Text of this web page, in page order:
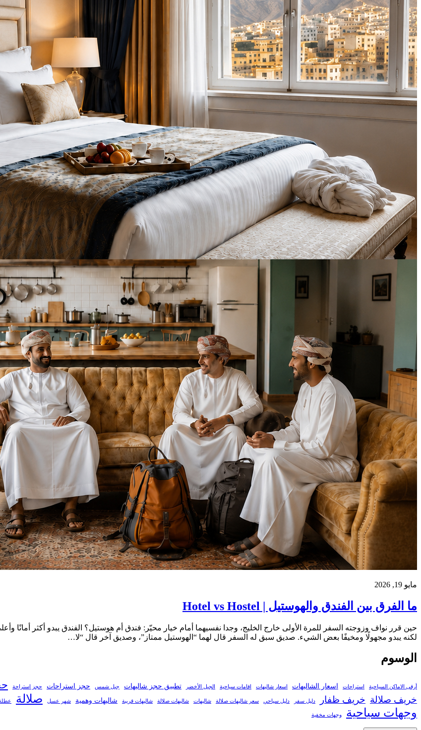
مايو 19, 2026
ما الفرق بين الفندق والهوستيل | Hotel vs Hostel
حين قرر نواف وزوجته السفر للمرة الأولى خارج الخليج، وجدا نفسيهما أمام خيار محيّر: فندق أم هوستيل؟ الفندق يبدو أكثر أمانًا
لكنه يبدو مجهولًا ومخيفًا بعض الشيء. صديق سبق له السفر قال لهما “الهوستيل ممتاز”، وصديق آخر قال “لا…
الوسوم
أرقى الاماكن السياحية استراحات اسعار الشاليهات اسعار شاليهات اقامات سياحية الجبل الأخضر تطبيق حجز شاليهات جبل شمس حجز استراحات حجز استراحة
خريف صلالة خريف ظفار دليل سفر دليل سياحي سعر شاليهات صلالة شاليهات شاليهات صلالة شاليهات قريبة شاليهات وهمية شهر عسل صلالة عطلة
وجهات سياحية وجهات مخفية